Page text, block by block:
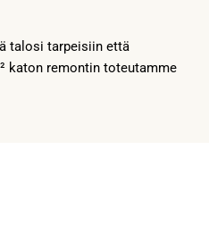
talosi tarpeisiin että
katon remontin toteutamme